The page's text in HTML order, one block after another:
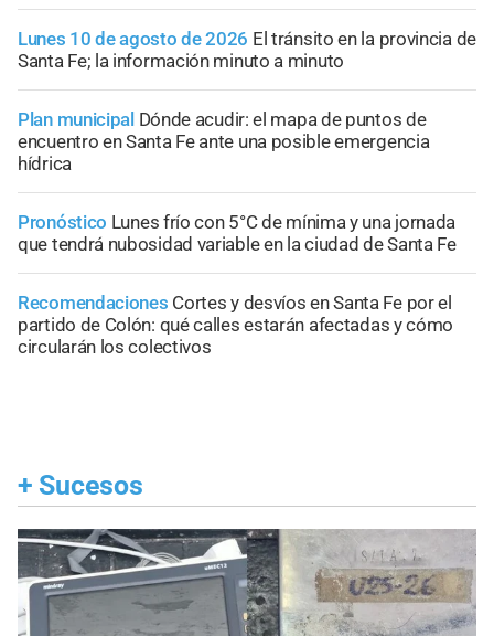
Lunes 10 de agosto de 2026 El tránsito en la provincia de
Santa Fe; la información minuto a minuto
Plan municipal Dónde acudir: el mapa de puntos de
encuentro en Santa Fe ante una posible emergencia
hídrica
Pronóstico Lunes frío con 5°C de mínima y una jornada
que tendrá nubosidad variable en la ciudad de Santa Fe
Recomendaciones Cortes y desvíos en Santa Fe por el
partido de Colón: qué calles estarán afectadas y cómo
circularán los colectivos
+ Sucesos